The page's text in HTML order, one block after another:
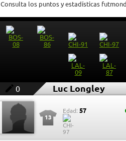
Consulta los puntos y estadísticas
0 Luc Longley
13
Edad: 57